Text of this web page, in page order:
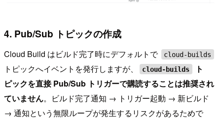
4. Pub/Sub トピックの作成
Cloud Build はビルド完了時にデフォルトで cloud-builds
トピックへイベントを発行しますが、 cloud-builds
ト
ピックを直接 Pub/Sub トリガーで購読することは推奨され
ていません。ビルド完了通知 → トリガー起動 → 新ビルド
→ 通知という無限ループが発生するリスクがあるためで